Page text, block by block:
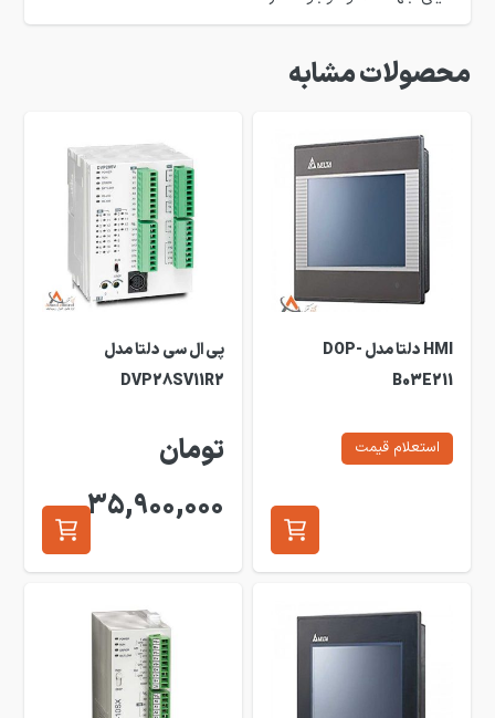
محصولات مشابه
HMI دلتا مدل DOP-
B03E211
استعلام قیمت
پی ال سی دلتا مدل
DVP28SV11R2
تومان
35,900,000